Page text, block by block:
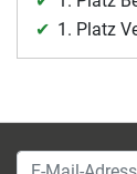
1. Platz
E-Mail-Adresse